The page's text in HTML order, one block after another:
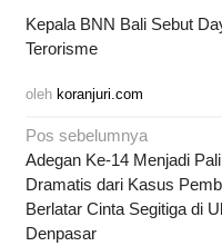
Kepala BNN Bali Sebut
Terorisme
oleh koranjuri.com
Navigasi
pos
Pos sebelumnya
Adegan Ke-14 Menjadi
Dramatis dari Kasus
Berlatar Cinta Segitiga di
Denpasar